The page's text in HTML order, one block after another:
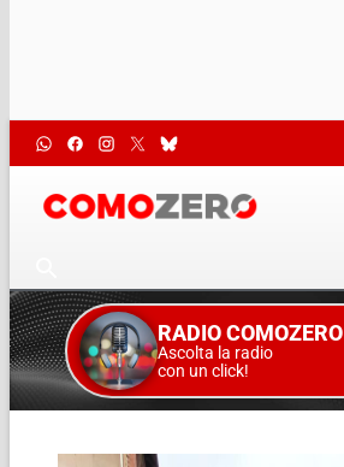
RADIO COMOZERO
Ascolta la radio
con un click!